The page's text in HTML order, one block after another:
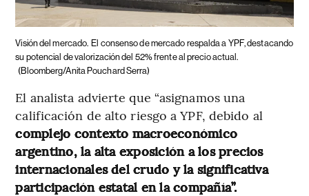
Visión del mercado. El consenso de mercado respalda a YPF, destacando
su potencial de valorización del 52% frente al precio actual.
(Bloomberg/Anita Pouchard Serra)
El analista advierte que “asignamos una
calificación de alto riesgo a YPF, debido al
complejo contexto macroeconómico
argentino, la alta exposición a los precios
internacionales del crudo y la significativa
participación estatal en la compañía”.